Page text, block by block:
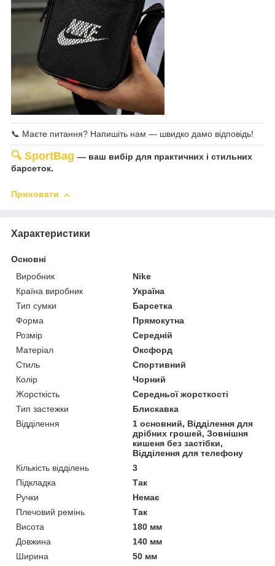
📞 Маєте питання? Напишіть нам — швидко дамо відповідь!
🔍 SportBag — ваш вибір для практичних і стильних
барсеток.
Приховати
Характеристики
Основні
Виробник
Nike
Країна виробник
Україна
Тип сумки
Барсетка
Форма
Прямокутна
Розмір
Середній
Матеріал
Оксфорд
Стиль
Спортивний
Колір
Чорний
Жорсткість
Середньої жорсткості
Тип застежки
Блискавка
Відділення
1 основний, Відділення для
дрібних грошей, Зовнішня
кишеня без застібки,
Відділення для телефону
Кількість відділень
3
Підкладка
Так
Ручки
Немає
Плечовий ремінь
Так
Висота
180 мм
Довжина
140 мм
Ширина
50 мм